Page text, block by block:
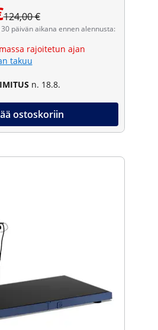
124,00 €
päivän aikana ennen alennusta:
rajoitetun ajan
takuu
n. 18.8.
ostoskoriin